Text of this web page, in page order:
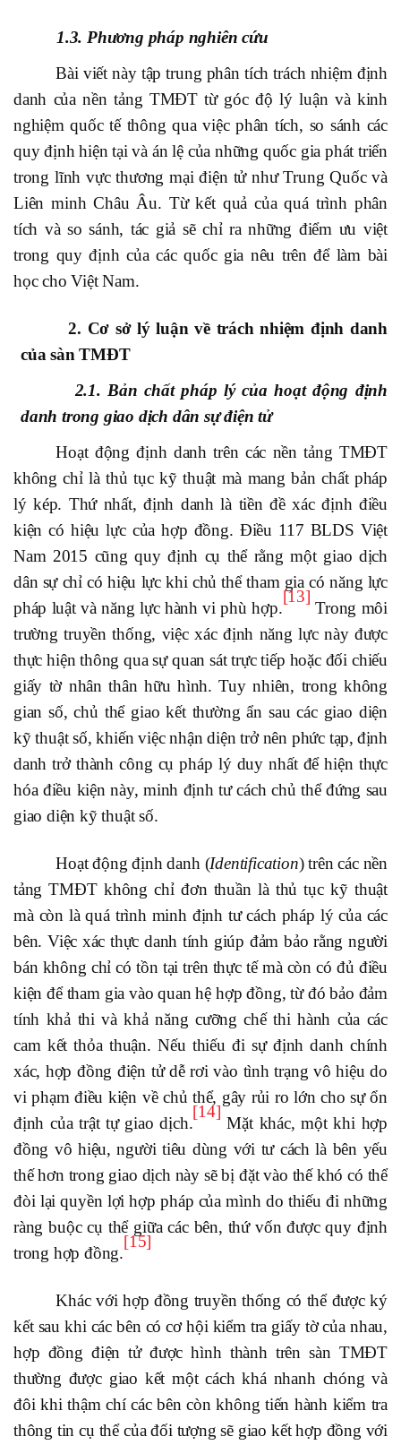
1.3. Phương pháp nghiên cứu
Bài viết này tập trung phân tích trách nhiệm định
danh của nền tảng TMĐT từ góc độ lý luận và kinh
nghiệm quốc tế thông qua việc phân tích, so sánh các
quy định hiện tại và án lệ của những quốc gia phát triển
trong lĩnh vực thương mại điện tử như Trung Quốc và
Liên minh Châu Âu. Từ kết quả của quá trình phân
tích và so sánh, tác giả sẽ chỉ ra những điểm ưu việt
trong quy định của các quốc gia nêu trên để làm bài
học cho Việt Nam.
2. Cơ sở lý luận về trách nhiệm định danh
của sàn TMĐT
2.1. Bản chất pháp lý của hoạt động định
danh trong giao dịch dân sự điện tử
Hoạt động định danh trên các nền tảng TMĐT
không chỉ là thủ tục kỹ thuật mà mang bản chất pháp
lý kép. Thứ nhất, định danh là tiền đề xác định điều
kiện có hiệu lực của hợp đồng. Điều 117 BLDS Việt
Nam 2015 cũng quy định cụ thể rằng một giao dịch
dân sự chỉ có hiệu lực khi chủ thể tham gia có năng lực
pháp luật và năng lực hành vi phù hợp.
[13]
Trong môi
trường truyền thống, việc xác định năng lực này được
thực hiện thông qua sự quan sát trực tiếp hoặc đối chiếu
giấy tờ nhân thân hữu hình. Tuy nhiên, trong không
gian số, chủ thể giao kết thường ẩn sau các giao diện
kỹ thuật số, khiến việc nhận diện trở nên phức tạp, định
danh trở thành công cụ pháp lý duy nhất để hiện thực
hóa điều kiện này, minh định tư cách chủ thể đứng sau
giao diện kỹ thuật số.
Hoạt động định danh (Identification) trên các nền
tảng TMĐT không chỉ đơn thuần là thủ tục kỹ thuật
mà còn là quá trình minh định tư cách pháp lý của các
bên. Việc xác thực danh tính giúp đảm bảo rằng người
bán không chỉ có tồn tại trên thực tế mà còn có đủ điều
kiện để tham gia vào quan hệ hợp đồng, từ đó bảo đảm
tính khả thi và khả năng cưỡng chế thi hành của các
cam kết thỏa thuận. Nếu thiếu đi sự định danh chính
xác, hợp đồng điện tử dễ rơi vào tình trạng vô hiệu do
vi phạm điều kiện về chủ thể, gây rủi ro lớn cho sự ổn
định của trật tự giao dịch.
[14]
Mặt khác, một khi hợp
đồng vô hiệu, người tiêu dùng với tư cách là bên yếu
thế hơn trong giao dịch này sẽ bị đặt vào thế khó có thể
đòi lại quyền lợi hợp pháp của mình do thiếu đi những
ràng buộc cụ thể giữa các bên, thứ vốn được quy định
trong hợp đồng.
[15]
Khác với hợp đồng truyền thống có thể được ký
kết sau khi các bên có cơ hội kiểm tra giấy tờ của nhau,
hợp đồng điện tử được hình thành trên sàn TMĐT
thường được giao kết một cách khá nhanh chóng và
đôi khi thậm chí các bên còn không tiến hành kiểm tra
thông tin cụ thể của đối tượng sẽ giao kết hợp đồng với